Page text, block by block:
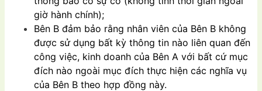
giờ hành chính);
Bên B đảm bảo rằng nhân viên của Bên B không
được sử dụng bất kỳ thông tin nào liên quan đến
công việc, kinh doanh của Bên A với bất cứ mục
đích nào ngoài mục đích thực hiện các nghĩa vụ
của Bên B theo hợp đồng này.